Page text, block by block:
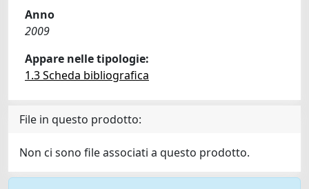
Anno
2009
Appare nelle tipologie:
1.3 Scheda bibliografica
File in questo prodotto:
Non ci sono file associati a questo prodotto.